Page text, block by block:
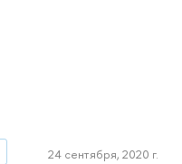
24 сентября, 2020 г.